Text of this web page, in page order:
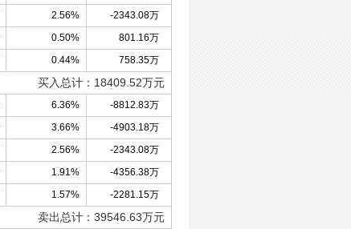
2.56% -2343.08万
0.50% 801.16万
0.44% 758.35万
买入总计： 18409.52万元
6.36% -8812.83万
3.66% -4903.18万
2.56% -2343.08万
1.91% -4356.38万
1.57% -2281.15万
卖出总计： 39546.63万元